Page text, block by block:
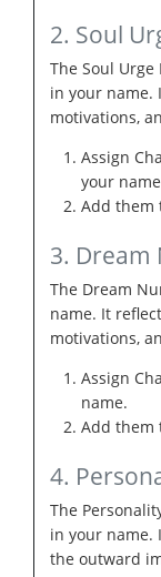
2. Soul
The Soul
in your name.
motivations,
Assign
your
Add them
3. Dream
The Dream
name. It
motivations,
Assign
name.
Add them
4.
The
in your name.
the outward